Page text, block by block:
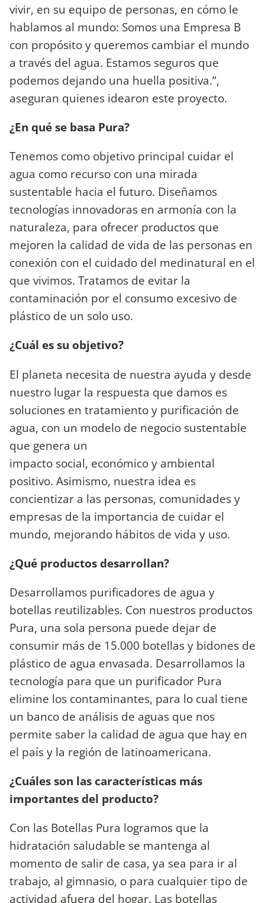
vivir, en su equipo de personas, en cómo le
hablamos al mundo: Somos una Empresa B
con propósito y queremos cambiar el mundo
a través del agua. Estamos seguros que
podemos dejando una huella positiva.”,
aseguran quienes idearon este proyecto.
¿En qué se basa Pura?
Tenemos como objetivo principal cuidar el
agua como recurso con una mirada
sustentable hacia el futuro. Diseñamos
tecnologías innovadoras en armonía con la
naturaleza, para ofrecer productos que
mejoren la calidad de vida de las personas en
conexión con el cuidado del medinatural en el
que vivimos. Tratamos de evitar la
contaminación por el consumo excesivo de
plástico de un solo uso.
¿Cuál es su objetivo?
El planeta necesita de nuestra ayuda y desde
nuestro lugar la respuesta que damos es
soluciones en tratamiento y purificación de
agua, con un modelo de negocio sustentable
que genera un
impacto social, económico y ambiental
positivo. Asimismo, nuestra idea es
concientizar a las personas, comunidades y
empresas de la importancia de cuidar el
mundo, mejorando hábitos de vida y uso.
¿Qué productos desarrollan?
Desarrollamos purificadores de agua y
botellas reutilizables. Con nuestros productos
Pura, una sola persona puede dejar de
consumir más de 15.000 botellas y bidones de
plástico de agua envasada. Desarrollamos la
tecnología para que un purificador Pura
elimine los contaminantes, para lo cual tiene
un banco de análisis de aguas que nos
permite saber la calidad de agua que hay en
el país y la región de latinoamericana.
¿Cuáles son las características más
importantes del producto?
Con las Botellas Pura logramos que la
hidratación saludable se mantenga al
momento de salir de casa, ya sea para ir al
trabajo, al gimnasio, o para cualquier tipo de
actividad afuera del hogar. Las botellas